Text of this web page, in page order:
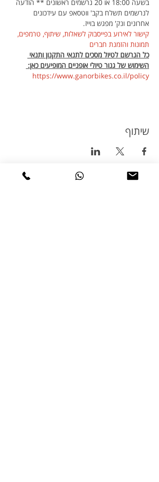
בשעה 18:00 או 20 נרשמים ראשונים ** הודעה
לנרשמים תשלח בקב' ווטסאפ עם עידכונים
אחרונים ונק' מפגש בוייז.
קישור לאירוע בפייסבוק לשאלות, שיתוף, טרמפים,
תמונות והזמנת חברים
כל הנרשם לטיול מסכים לתנאי התקנון ותנאי
השימוש של גנור טיולי אופניים המופיעים כאן:
https://www.ganorbikes.co.il/policy
שיתוף